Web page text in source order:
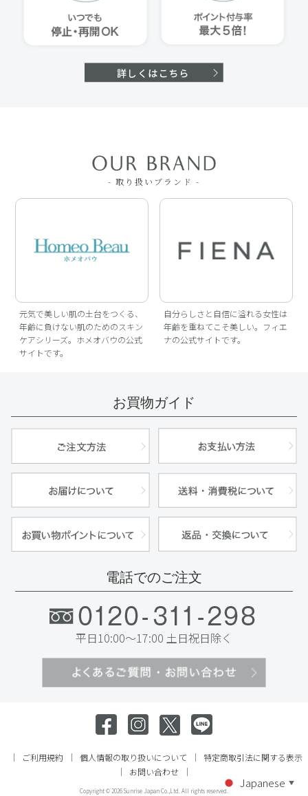
Japanese ▼
- 取り扱いブランド -
元気で美しい肌の土台をつくる、
年齢に負けない肌のためのスキン
ケアシリーズ。ホメオバウの公式
サイトです。
自分らしさと自信に溢れる女性は
年齢を重ねてこそ美しい。フィエ
ナの公式サイトです。
電話でのご注文
平日10:00～17:00 土日祝日除く
お買物ガイド
ご利用規約 個人情報の取り扱いについて
特定商取引法に関する表示
お問い合わせ
Copyright ©2026 Sunrise Japan Co.,Ltd. All rights reserved.